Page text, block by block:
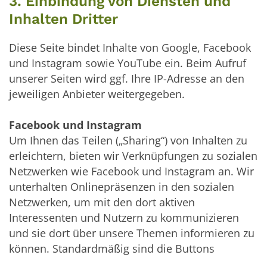
Inhalten Dritter
Diese Seite bindet Inhalte von Google, Facebook
und Instagram sowie YouTube ein. Beim Aufruf
unserer Seiten wird ggf. Ihre IP-Adresse an den
jeweiligen Anbieter weitergegeben.
Facebook und Instagram
Um Ihnen das Teilen („Sharing“) von Inhalten zu
erleichtern, bieten wir Verknüpfungen zu sozialen
Netzwerken wie Facebook und Instagram an. Wir
unterhalten Onlinepräsenzen in den sozialen
Netzwerken, um mit den dort aktiven
Interessenten und Nutzern zu kommunizieren
und sie dort über unsere Themen informieren zu
können. Standardmäßig sind die Buttons